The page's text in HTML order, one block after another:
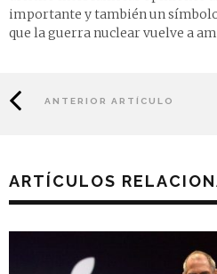
importante y también un
que la guerra nuclear vuelve a
ANTERIOR ARTÍCULO
ARTÍCULOS